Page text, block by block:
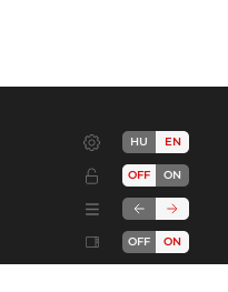
HU EN
OFF ON
OFF ON